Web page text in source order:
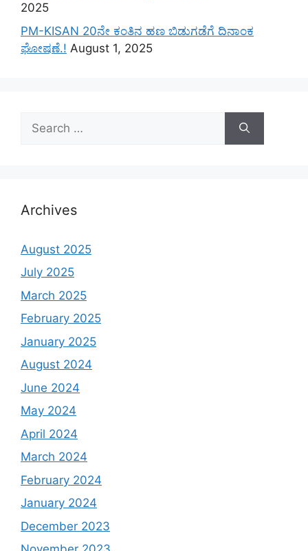
2025
PM-KISAN 20ನೇ ಕಂತಿನ ಹಣ ಬಿಡುಗಡೆಗೆ ದಿನಾಂಕ
ಘೋಷಣೆ.! August 1, 2025
for:
Archives
August 2025
July 2025
March 2025
February 2025
January 2025
August 2024
June 2024
May 2024
April 2024
March 2024
February 2024
January 2024
December 2023